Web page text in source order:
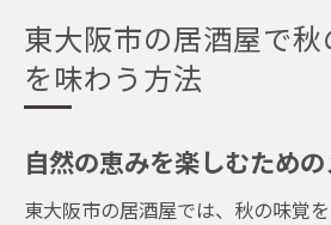
東大阪市の居酒屋で
を味わう方法
自然の恵みを楽しむため
東大阪市の居酒屋では、秋の味覚